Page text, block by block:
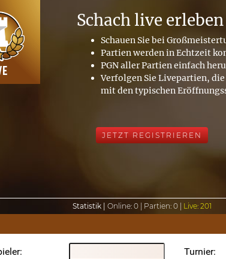
Schach live erleben
Schauen Sie bei
Partien werden in Echtzeit
PGN aller Partien einfach
Verfolgen Sie Livepartien,
mit den typischen
JETZT REGISTRIEREN
Statistik | Online:0 | Partien:0 | Live:201
Turnier